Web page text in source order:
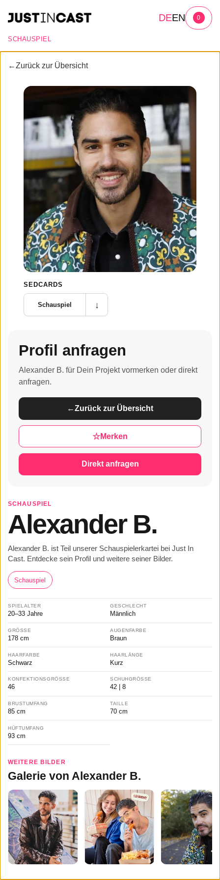
SCHAUSPIEL
DEEN 0
←Zurück zur Übersicht
SEDCARDS
Schauspiel ↓
Profil anfragen
Alexander B. für Dein Projekt vormerken oder direkt
anfragen.
←Zurück zur Übersicht
☆Merken
Direkt anfragen
WEITERE BILDER
Galerie von Alexander B.
SCHAUSPIEL
Alexander B.
Alexander B. ist Teil unserer Schauspielerkartei bei Just In
Cast. Entdecke sein Profil und weitere seiner Bilder.
Schauspiel
SPIELALTER
20–33 Jahre
GESCHLECHT
Männlich
GRÖSSE
178 cm
AUGENFARBE
Braun
HAARFARBE
Schwarz
HAARLÄNGE
Kurz
KONFEKTIONSGRÖSSE
46
SCHUHGRÖSSE
42 | 8
BRUSTUMFANG
85 cm
TAILLE
70 cm
HÜFTUMFANG
93 cm